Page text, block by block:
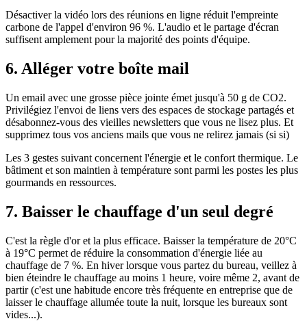
Désactiver la vidéo lors des réunions en ligne réduit l'empreinte
carbone de l'appel d'environ 96 %. L'audio et le partage d'écran
suffisent amplement pour la majorité des points d'équipe.
6. Alléger votre boîte mail
Un email avec une grosse pièce jointe émet jusqu'à 50 g de CO2.
Privilégiez l'envoi de liens vers des espaces de stockage partagés et
désabonnez-vous des vieilles newsletters que vous ne lisez plus. Et
supprimez tous vos anciens mails que vous ne relirez jamais (si si)
Les 3 gestes suivant concernent l'énergie et le confort thermique. Le
bâtiment et son maintien à température sont parmi les postes les plus
gourmands en ressources.
7. Baisser le chauffage d'un seul degré
C'est la règle d'or et la plus efficace. Baisser la température de 20°C
à 19°C permet de réduire la consommation d'énergie liée au
chauffage de 7 %. En hiver lorsque vous partez du bureau, veillez à
bien éteindre le chauffage au moins 1 heure, voire même 2, avant de
partir (c'est une habitude encore très fréquente en entreprise que de
laisser le chauffage allumée toute la nuit, lorsque les bureaux sont
vides...).